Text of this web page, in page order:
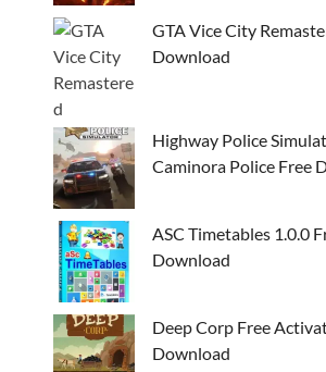
GTA Vice City
Download
Highway Police
Caminora Police Free
ASC Timetables 1.0.0
Download
Deep Corp Free
Download